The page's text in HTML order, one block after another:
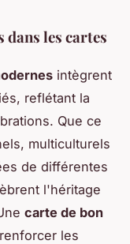
les cartes
intègrent
reflétant la
Que ce
multiculturels
de différentes
l'héritage
carte de bon
les